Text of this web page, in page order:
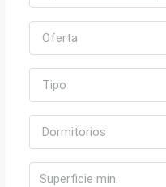
Oferta
Tipo
Dormitorios